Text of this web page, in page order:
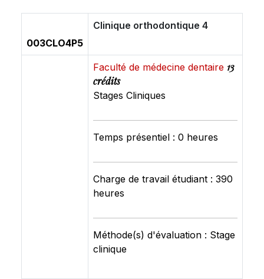
003CLO4P5
Clinique orthodontique 4
Faculté de médecine dentaire 13
crédits
Stages Cliniques
Temps présentiel : 0 heures
Charge de travail étudiant : 390
heures
Méthode(s) d'évaluation : Stage
clinique